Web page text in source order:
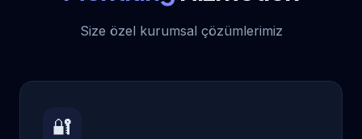
Size özel kurumsal çözümlerimiz
🔐